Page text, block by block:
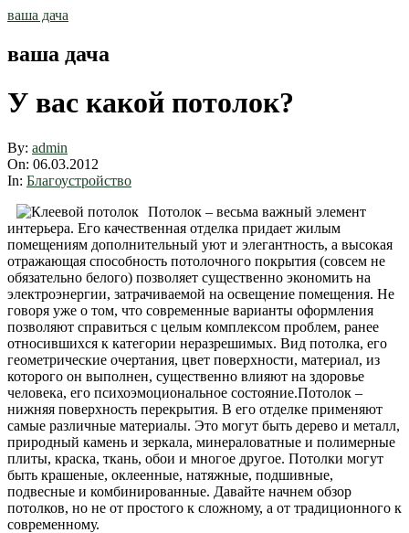
Skip
ваша дача
ваша дача
У вас какой потолок?
By: admin
On: 06.03.2012
In: Благоустройство
Потолок – весьма важный элемент
интерьера. Его качественная отделка придает жилым
помещениям дополнительный уют и элегантность, а высокая
отражающая способность потолочного покрытия (совсем не
обязательно белого) позволяет существенно экономить на
электроэнергии, затрачиваемой на освещение помещения. Не
говоря уже о том, что современные варианты оформления
позволяют справиться с целым комплексом проблем, ранее
относившихся к категории неразрешимых. Вид потолка, его
геометрические очертания, цвет поверхности, материал, из
которого он выполнен, существенно влияют на здоровье
человека, его психоэмоциональное состояние.Потолок –
нижняя поверхность перекрытия. В его отделке применяют
самые различные материалы. Это могут быть дерево и металл,
природный камень и зеркала, минераловатные и полимерные
плиты, краска, ткань, обои и многое другое. Потолки могут
быть крашеные, оклеенные, натяжные, подшивные,
подвесные и комбинированные. Давайте начнем обзор
потолков, но не от простого к сложному, а от традиционного к
современному.